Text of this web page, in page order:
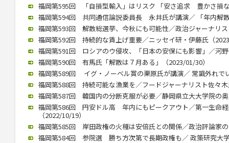
福岡第595回 「自損型輸入」はリスク 「安さ追求 豊かさ損
福岡第594回 共同通信論説委員長 永井氏が講演／ 「年内解
福岡第593回 解散総選挙、今秋にも可能性／政治ジャーナリ
福岡第592回 持続的な賃上げ重要／ニッセイ研・伊藤氏（
福岡第591回 ロシアのウ侵攻、「日本の安保にも影響」／河
福岡第590回 有馬氏「解散は７月ある」（2023/01/30）
福岡第589回 イグ・ノーベル賞の栗原氏が講演／ 常識外れで
福岡第588回 持続可能な漁業を／フードジャーナリスト佐々
福岡第587回 韓国内の分断克服が必要／静岡県立大大学院の
福岡第586回 円安ドル高 年内にもピークアウト／第一生命
（2022/10/19）
福岡第585回 岸田政権の火種は安倍氏との関係／政治評論家
福岡第584回 参院選 勝ち方次第で長期政権も／ 政策研究大